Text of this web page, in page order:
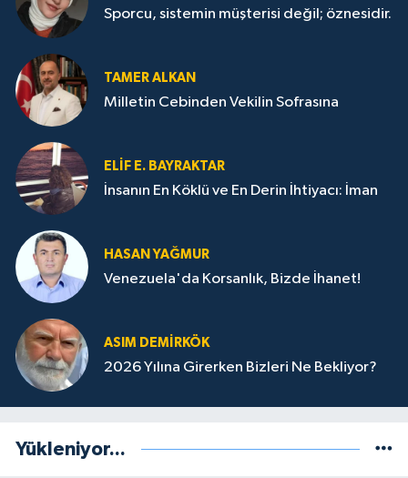
Sporcu, sistemin müşterisi değil; öznesidir.
TAMER ALKAN
Milletin Cebinden Vekilin Sofrasına
ELIF E. BAYRAKTAR
İnsanın En Köklü ve En Derin İhtiyacı: İman
HASAN YAĞMUR
Venezuela'da Korsanlık, Bizde İhanet!
ASIM DEMIRKÖK
2026 Yılına Girerken Bizleri Ne Bekliyor?
Yükleniyor...